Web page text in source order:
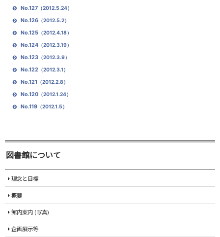
No.127（2012.5.24）
No.126（2012.5.2）
No.125（2012.4.18）
No.124（2012.3.19）
No.123（2012.3.9）
No.122 （2012.3.1）
No.121 （2012.2.8）
No.120（2012.1.24）
No.119（2012.1.5）
図書館について
理念と目標
概要
館内案内 (写真)
企画展示等